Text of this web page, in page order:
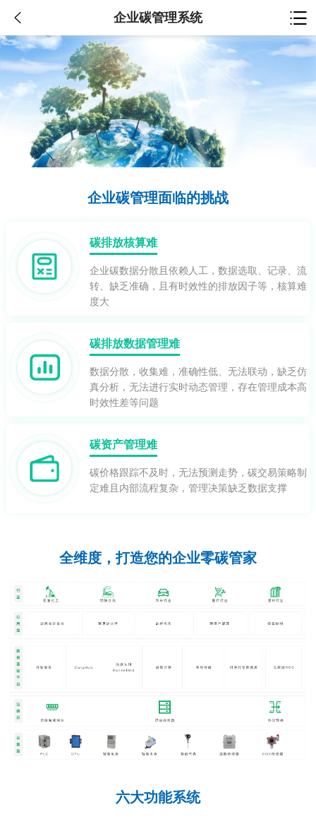
企业碳管理系统
企业碳管理面临的挑战
碳排放核算难
企业碳数据分散且依赖人工，数据选取、记录、流
转、缺乏准确，且有时效性的排放因子等，核算难
度大
碳排放数据管理难
数据分散，收集难，准确性低、无法联动，缺乏仿
真分析，无法进行实时动态管理，存在管理成本高
时效性差等问题
碳资产管理难
碳价格跟踪不及时，无法预测走势，碳交易策略制
定难且内部流程复杂，管理决策缺乏数据支撑
全维度，打造您的企业零碳管家
六大功能系统